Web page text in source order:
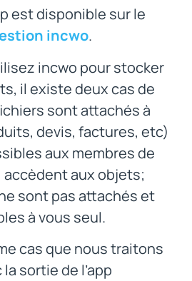
est disponible sur le
incwo.
incwo pour stocker
il existe deux cas de
sont attachés à
devis, factures, etc)
aux membres de
aux objets;
sont pas attachés et
à vous seul.
cas que nous traitons
sortie de l’app